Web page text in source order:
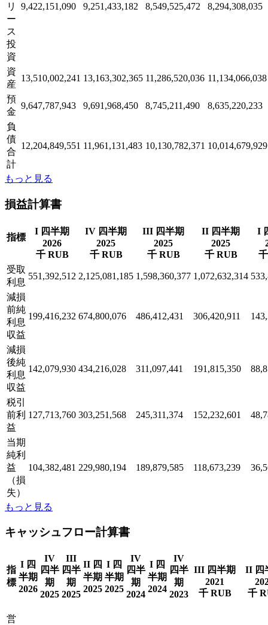
リ
ー
ス
投
資
9,422,151,090 9,251,433,182 8,549,525,472 8,294,308,035
資
産
13,510,002,241 13,163,302,365 11,286,520,036 11,134,066,038
預
金
9,647,787,943 9,691,968,450 8,745,211,490 8,635,220,233
負
債
合
計
12,204,849,551 11,961,131,483 10,130,782,371 10,014,679,929
もっと見る
損益計算書
指標
I 四半期
2026
千 RUB
IV 四半期
2025
千 RUB
III 四半期
2025
千 RUB
II 四半期
2025
千 RUB
I
受取
利息
551,392,512 2,125,081,185 1,598,360,377 1,072,632,314
減損
前純
利息
収益
199,416,232 674,800,076 486,412,431 306,420,911
減損
後純
利息
収益
142,079,930 434,216,028 311,097,441 191,815,350
税引
前利
益
127,713,760 303,251,568 245,311,374 152,232,601
当期
純利
益
（損
失）
104,382,481 229,980,194 189,879,585 118,673,239
もっと見る
キャッシュフロー計算書
指
標
I 四
半期
2026
IV
四半
期
2025
III
四半
期
2025
II 四
半期
2025
I 四
半期
2025
IV
四半
期
2024
I 四
半期
2024
IV
四半
期
2023
III 四半期
2021
千 RUB
II 四
千
営